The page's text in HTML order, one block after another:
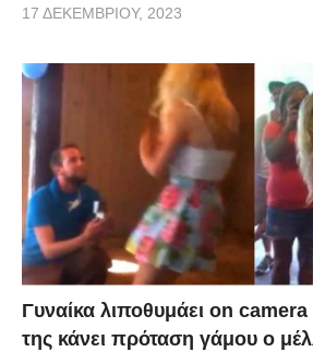
17 ΔΕΚΕΜΒΡΊΟΥ, 2023
Γυναίκα λιποθυμάει on
της κάνει πρόταση γάμου ο